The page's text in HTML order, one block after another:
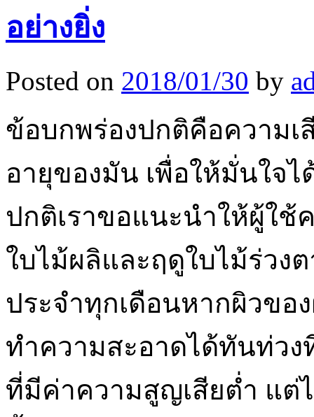
อย่างยิ่ง
Posted on 2018/01/30 by
ข้อบกพร่องปกติคือความเ
อายุของมัน เพื่อให้มั่นใจ
ปกติเราขอแนะนำให้ผู้ใช้
ใบไม้ผลิและฤดูใบไม้ร่วง
ประจำทุกเดือนหากผิวขอ
ทำความสะอาดได้ทันท่ว
ที่มีค่าความสูญเสียต่ำ แต่